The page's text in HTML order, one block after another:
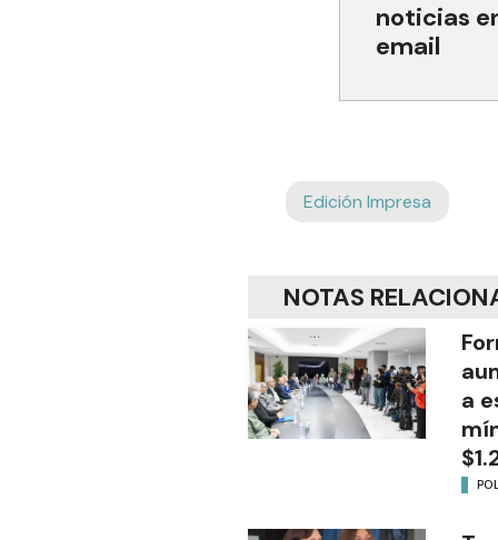
noticias
email
Edición Impresa
NOTAS
a